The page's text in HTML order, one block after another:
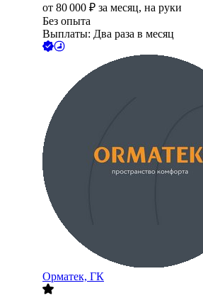
от 80 000 ₽ за месяц, на руки
Без опыта
Выплаты: Два раза в месяц
Орматек, ГК